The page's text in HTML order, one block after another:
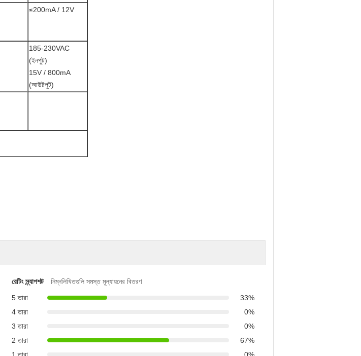
≤200mA / 12V
185-230VAC
(ইনপুট)
15V / 800mA
(আউটপুট)
রেটিং স্ন্যাপশট
নিম্নলিখিতগুলি সমস্ত মূল্যায়নের বিতরণ
5 তারা
33%
4 তারা
0%
3 তারা
0%
2 তারা
67%